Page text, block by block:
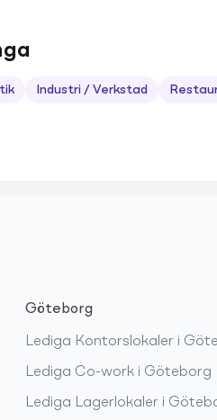
Industri / Verkstad
Göteborg
Lediga Kontorslokaler i
Lediga Co-work i Göteborg
Lediga Lagerlokaler i